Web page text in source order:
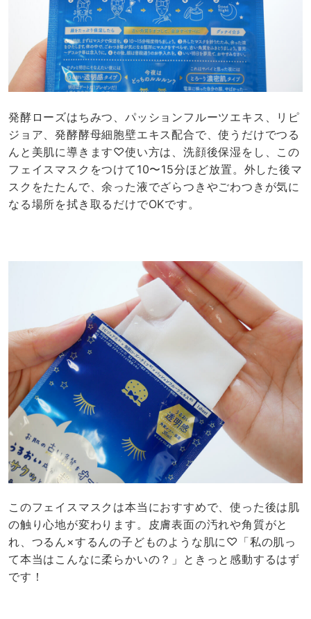
発酵ローズはちみつ、パッションフルーツエキス、リピ
ジョア、発酵酵母細胞壁エキス配合で、使うだけでつる
んと美肌に導きます♡使い方は、洗顔後保湿をし、この
フェイスマスクをつけて10〜15分ほど放置。外した後マ
スクをたたんで、余った液でざらつきやごわつきが気に
なる場所を拭き取るだけでOKです。
このフェイスマスクは本当におすすめで、使った後は肌
の触り心地が変わります。皮膚表面の汚れや角質がと
れ、つるん×するんの子どものような肌に♡「私の肌っ
て本当はこんなに柔らかいの？」ときっと感動するはず
です！